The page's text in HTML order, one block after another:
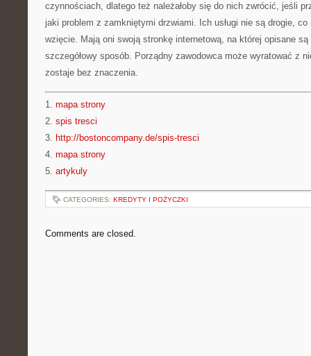
czynnościach, dlatego też należałoby się do nich zwrócić, jeśli
jaki problem z zamkniętymi drzwiami. Ich usługi nie są drogie, co
wzięcie. Mają oni swoją stronkę internetową, na której opisane są
szczegółowy sposób. Porządny zawodowca może wyratować z
zostaje bez znaczenia.
1. mapa strony
2. spis tresci
3. http://bostoncompany.de/spis-tresci
4. mapa strony
5. artykuly
CATEGORIES: KREDYTY I POŻYCZKI
Comments are closed.